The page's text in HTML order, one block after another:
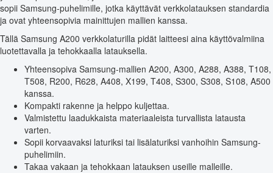
sopii Samsung-puhelimille, jotka käyttävät verkkolatauksen standardia
ja ovat yhteensopivia mainittujen mallien kanssa.
Tällä Samsung A200 verkkolaturilla pidät laitteesi aina käyttövalmiina
luotettavalla ja tehokkaalla latauksella.
Yhteensopiva Samsung-mallien A200, A300, A288, A388, T108,
T508, R200, R628, A408, X199, T408, S300, S308, S108, A500
kanssa.
Kompakti rakenne ja helppo kuljettaa.
Valmistettu laadukkaista materiaaleista turvallista latausta
varten.
Sopii korvaavaksi laturiksi tai lisälaturiksi vanhoihin Samsung-
puhelimiin.
Takaa vakaan ja tehokkaan latauksen useille malleille.